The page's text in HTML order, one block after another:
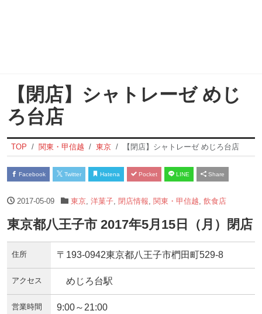
【閉店】シャトレーゼ めじ
ろ台店
TOP 関東・甲信越 東京 【閉店】シャトレーゼ めじろ台店
Facebook Twitter Hatena Pocket LINE Share
2017-05-09 東京, 洋菓子, 閉店情報 関東・甲信越 飲食店
東京都八王子市 2017年5月15日（月）閉店
住所 〒193-0942東京都八王子市椚田町529-8
アクセス めじろ台駅
営業時間 9:00～21:00